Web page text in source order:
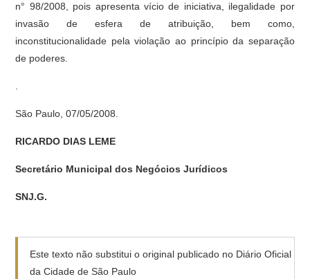
n° 98/2008, pois apresenta vício de iniciativa, ilegalidade por
invasão de esfera de atribuição, bem como,
inconstitucionalidade pela violação ao princípio da separação
de poderes.
São Paulo, 07/05/2008.
RICARDO DIAS LEME
Secretário Municipal dos Negócios Jurídicos
SNJ.G.
Este texto não substitui o original publicado no Diário Oficial
da Cidade de São Paulo